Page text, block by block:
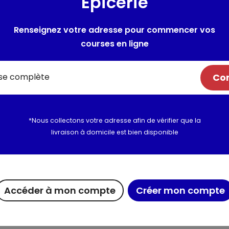
Liste des ingrédients
Ingrédients toujours
(SULFITES, sorbate de
Ingrédients susceptibles
citrique), agents
antioxydant (acide
Allergènes :Dioxyde de
Renseignez votre adresse pour commencer vos
courses en ligne
*Nous collectons votre adresse afin de vérifier que la
livraison à domicile est bien disponible
Accéder à mon compte Créer mon compte